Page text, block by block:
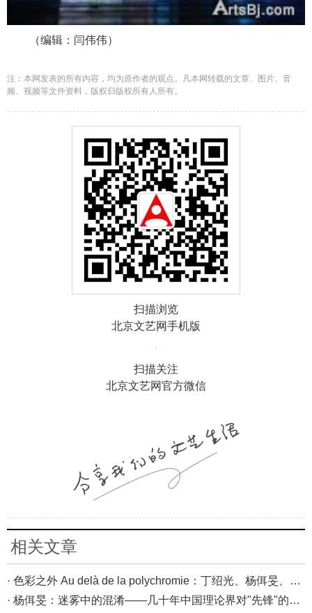
（编辑：闫伟伟）
注：本网发表的所有内容，均为原作者的观点。凡本网转载的文章、图片、音
频、视频等文件资料，版权归版权所有人所有。
扫描浏览
北京文艺网手机版
扫描关注
北京文艺网官方微信
相关文章
· 色彩之外 Au delà de la polychromie：丁绍光、杨佴旻、Alain Cardenas·Castro巴黎展
· 杨佴旻：迷雾中的混淆——几十年中国理论界对"先锋"的误读，对创作的误导